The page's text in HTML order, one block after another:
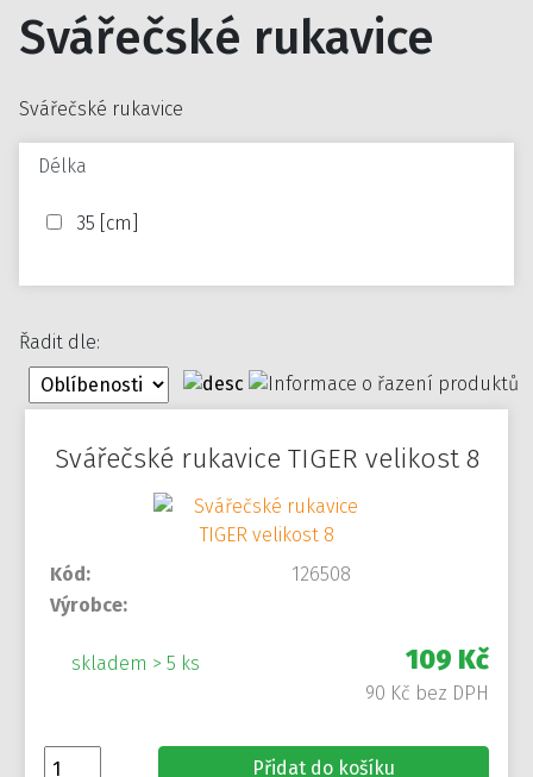
KONTAKTY
Svářečské rukavice
Svářečské rukavice
Délka
35 [cm]
Řadit dle:
Svářečské rukavice TIGER velikost 8
Kód:
126508
Výrobce:
skladem > 5 ks 109 Kč
90 Kč bez DPH
Přidat do košíku